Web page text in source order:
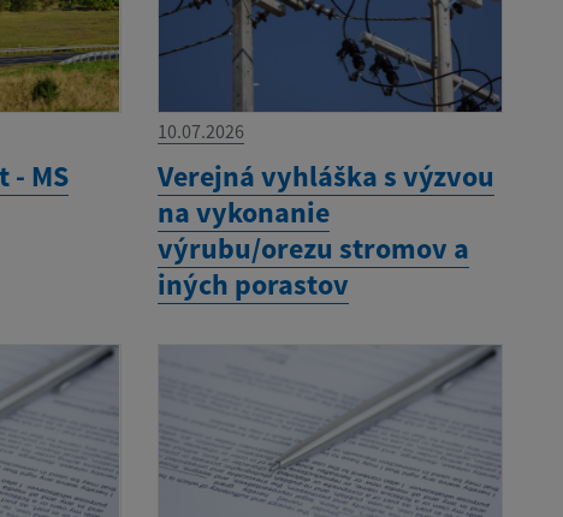
- MS
10.07.2026
Verejná vyhláška s výzvou
na vykonanie
výrubu/orezu stromov a
iných porastov